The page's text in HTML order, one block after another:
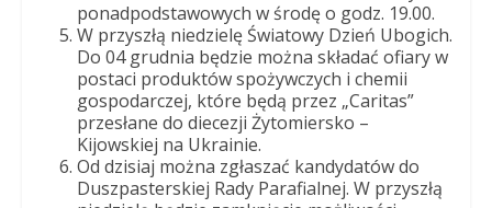
ponadpodstawowych w środę o godz. 19.00.
W przyszłą niedzielę Światowy Dzień Ubogich.
Do 04 grudnia będzie można składać ofiary w
postaci produktów spożywczych i chemii
gospodarczej, które będą przez „Caritas”
przesłane do diecezji Żytomiersko –
Kijowskiej na Ukrainie.
Od dzisiaj można zgłaszać kandydatów do
Duszpasterskiej Rady Parafialnej. W przyszłą